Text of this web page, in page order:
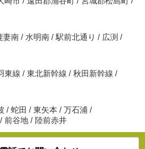
妻南 / 水明南 / 駅前北通り / 広渕 /
東線 / 東北新幹線 / 秋田新幹線 /
/ 蛇田 / 東矢本 / 万石浦 /
/ 前谷地 / 陸前赤井